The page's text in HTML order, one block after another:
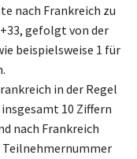
nach Frankreich zu
gefolgt von der
beispielsweise 1 für
in der Regel
10 Ziffern
nach Frankreich
Teilnehmernummer